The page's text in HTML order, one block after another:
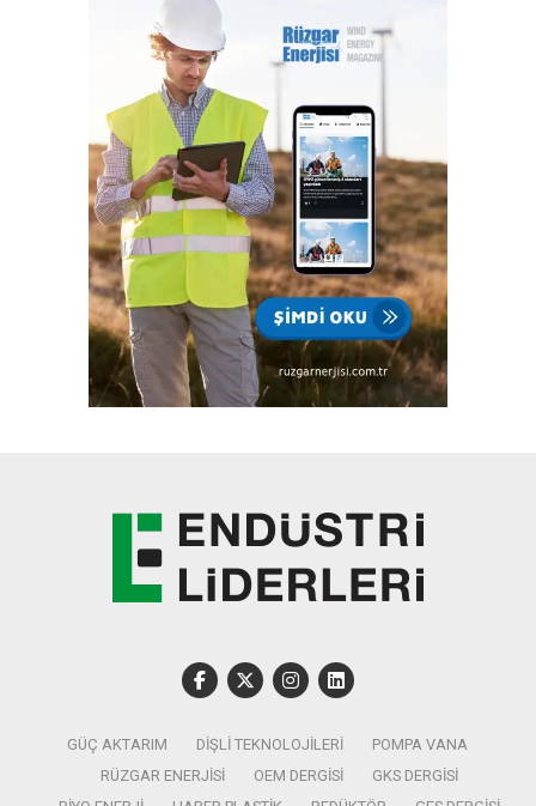
GÜÇ AKTARIM DIŞLI TEKNOLOJILERI
POMPA VANA
RÜZGAR ENERJISI
OEM DERGISI
GKS DERGISI